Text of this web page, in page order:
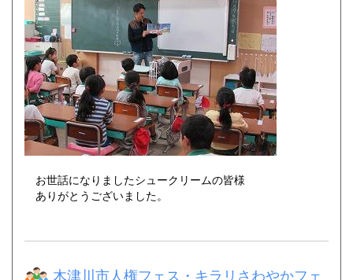
お世話になりましたシュークリームの皆様
ありがとうございました。
木津川市人権フェス・キラリさわやかフェ